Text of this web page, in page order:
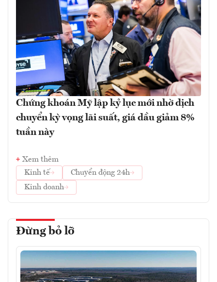
Chứng khoán Mỹ lập kỷ lục mới nhờ dịch
chuyển kỳ vọng lãi suất, giá dầu giảm 8%
tuần này
Xem thêm
Kinh tế
Chuyển động 24h
Kinh doanh
Đừng bỏ lỡ